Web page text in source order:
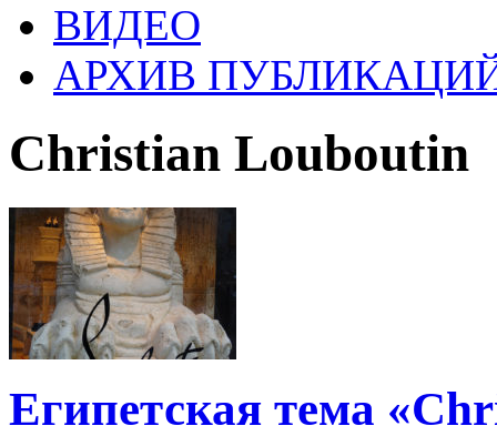
ВИДЕО
АРХИВ
Christian Louboutin
Египетская тема